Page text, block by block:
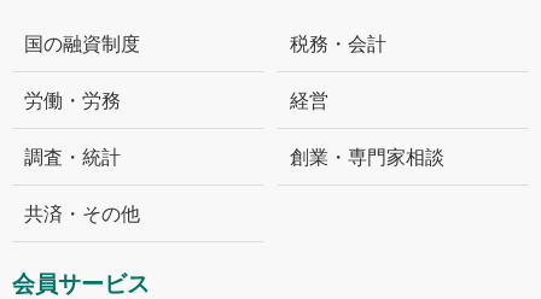
国の融資制度 税務・会計
労働・労務 経営
調査・統計 創業・専門家相談
共済・その他
会員サービス